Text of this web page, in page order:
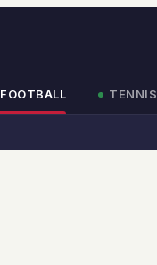
FOOTBALL TENNIS